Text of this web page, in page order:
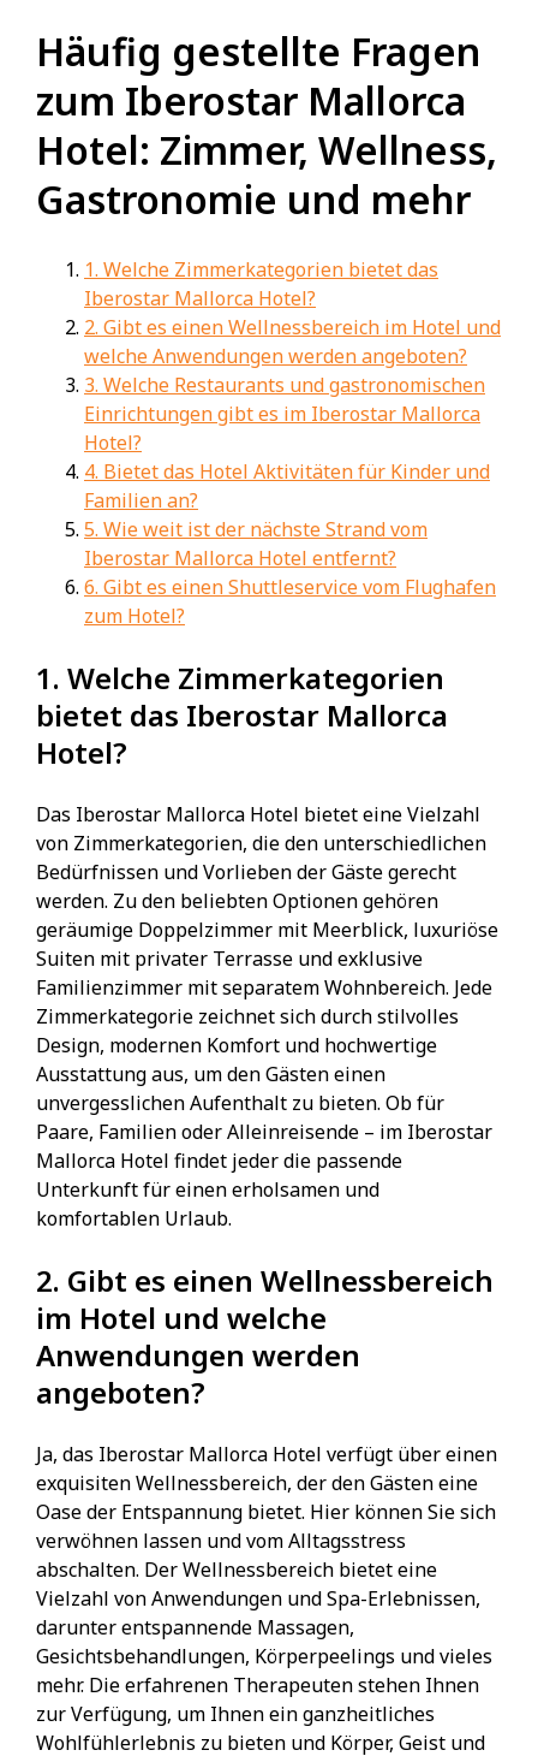
Häufig gestellte Fragen
zum Iberostar Mallorca
Hotel: Zimmer, Wellness,
Gastronomie und mehr
1. Welche Zimmerkategorien bietet das
Iberostar Mallorca Hotel?
2. Gibt es einen Wellnessbereich im Hotel und
welche Anwendungen werden angeboten?
3. Welche Restaurants und gastronomischen
Einrichtungen gibt es im Iberostar Mallorca
Hotel?
4. Bietet das Hotel Aktivitäten für Kinder und
Familien an?
5. Wie weit ist der nächste Strand vom
Iberostar Mallorca Hotel entfernt?
6. Gibt es einen Shuttleservice vom Flughafen
zum Hotel?
1. Welche Zimmerkategorien
bietet das Iberostar Mallorca
Hotel?
Das Iberostar Mallorca Hotel bietet eine Vielzahl
von Zimmerkategorien, die den unterschiedlichen
Bedürfnissen und Vorlieben der Gäste gerecht
werden. Zu den beliebten Optionen gehören
geräumige Doppelzimmer mit Meerblick, luxuriöse
Suiten mit privater Terrasse und exklusive
Familienzimmer mit separatem Wohnbereich. Jede
Zimmerkategorie zeichnet sich durch stilvolles
Design, modernen Komfort und hochwertige
Ausstattung aus, um den Gästen einen
unvergesslichen Aufenthalt zu bieten. Ob für
Paare, Familien oder Alleinreisende – im Iberostar
Mallorca Hotel findet jeder die passende
Unterkunft für einen erholsamen und
komfortablen Urlaub.
2. Gibt es einen Wellnessbereich
im Hotel und welche
Anwendungen werden
angeboten?
Ja, das Iberostar Mallorca Hotel verfügt über einen
exquisiten Wellnessbereich, der den Gästen eine
Oase der Entspannung bietet. Hier können Sie sich
verwöhnen lassen und vom Alltagsstress
abschalten. Der Wellnessbereich bietet eine
Vielzahl von Anwendungen und Spa-Erlebnissen,
darunter entspannende Massagen,
Gesichtsbehandlungen, Körperpeelings und vieles
mehr. Die erfahrenen Therapeuten stehen Ihnen
zur Verfügung, um Ihnen ein ganzheitliches
Wohlfühlerlebnis zu bieten und Körper, Geist und